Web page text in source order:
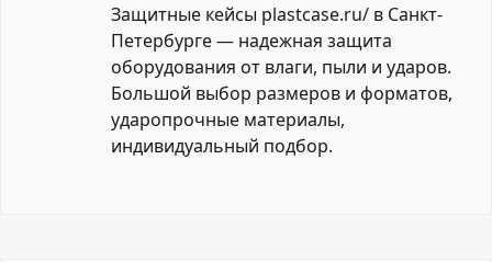
Защитные кейсы plastcase.ru/ в Санкт-
Петербурге — надежная защита
оборудования от влаги, пыли и ударов.
Большой выбор размеров и форматов,
ударопрочные материалы,
индивидуальный подбор.